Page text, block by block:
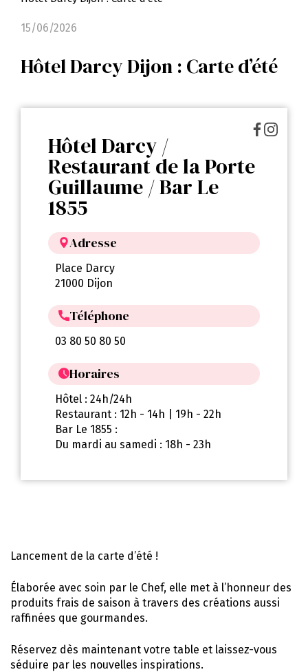
15/06/2026
Hôtel Darcy Dijon : Carte d’été
Hôtel Darcy /
Restaurant de la Porte
Guillaume / Bar Le
1855
Adresse
Place Darcy
21000 Dijon
Téléphone
03 80 50 80 50
Horaires
Hôtel : 24h/24h
Restaurant : 12h - 14h | 19h - 22h
Bar Le 1855 :
Du mardi au samedi : 18h - 23h
Lancement de la carte d’été !
Élaborée avec soin par le Chef, elle met à l’honneur des
produits frais de saison à travers des créations aussi
raffinées que gourmandes.
Réservez dès maintenant votre table et laissez-vous
séduire par les nouvelles inspirations.